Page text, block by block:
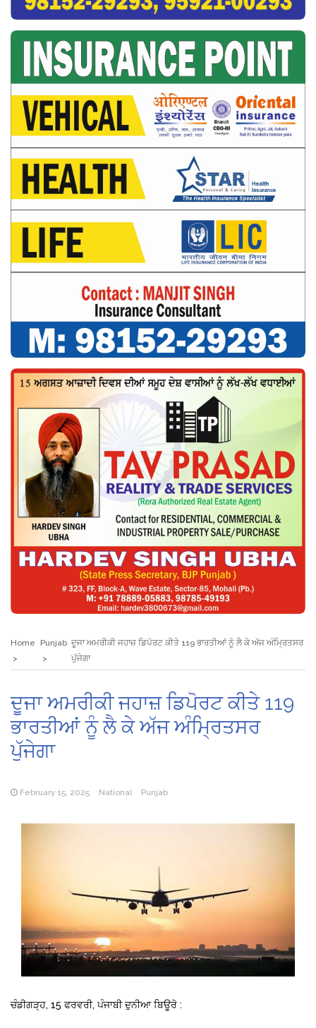
Home Punjab ਦੂਜਾ ਅਮਰੀਕੀ ਜਹਾਜ਼ ਡਿਪੋਰਟ ਕੀਤੇ 119 ਭਾਰਤੀਆਂ ਨੂੰ ਲੈ ਕੇ ਅੱਜ ਅੰਮ੍ਰਿਤਸਰ
ਪੁੱਜੇਗਾ
ਦੂਜਾ ਅਮਰੀਕੀ ਜਹਾਜ਼ ਡਿਪੋਰਟ ਕੀਤੇ 119
ਭਾਰਤੀਆਂ ਨੂੰ ਲੈ ਕੇ ਅੱਜ ਅੰਮ੍ਰਿਤਸਰ
ਪੁੱਜੇਗਾ
February 15, 2025 National Punjab
ਚੰਡੀਗੜ੍ਹ, 15 ਫਰਵਰੀ, ਪੰਜਾਬੀ ਦੁਨੀਆ ਬਿਊਰੋ :